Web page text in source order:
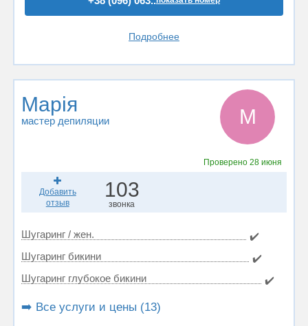
Подробнее
Марія
мастер депиляции М
Проверено 28 июня
Добавить
отзыв
103
звонка
Шугаринг / жен.
✔️
Шугаринг бикини
✔️
Шугаринг глубокое бикини
✔️
➡️ Все услуги и цены (13)